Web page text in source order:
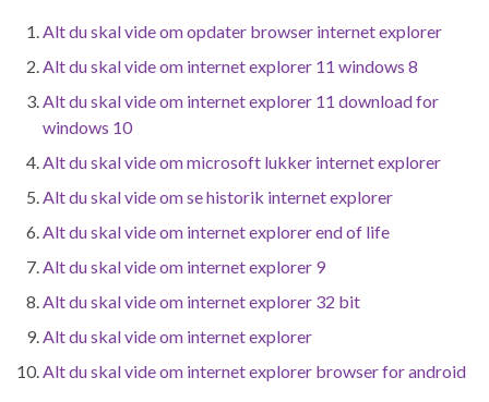
Alt du skal vide om opdater browser internet explorer
Alt du skal vide om internet explorer 11 windows 8
Alt du skal vide om internet explorer 11 download for
windows 10
Alt du skal vide om microsoft lukker internet explorer
Alt du skal vide om se historik internet explorer
Alt du skal vide om internet explorer end of life
Alt du skal vide om internet explorer 9
Alt du skal vide om internet explorer 32 bit
Alt du skal vide om internet explorer
Alt du skal vide om internet explorer browser for android